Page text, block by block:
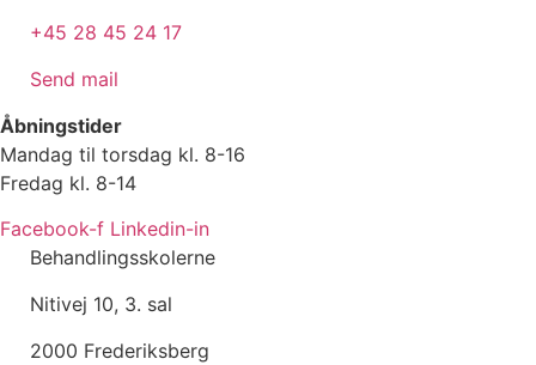
+45 28 45 24 17
Send mail
Åbningstider
Mandag til torsdag kl. 8-16
Fredag kl. 8-14
Facebook-f Linkedin-in
Behandlingsskolerne
Nitivej 10, 3. sal
2000 Frederiksberg